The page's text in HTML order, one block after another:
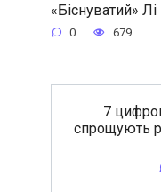
«Біснуватий»
0 679
7
спрощують